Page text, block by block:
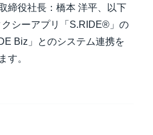
締役社長：橋本 洋平、以下
シーアプリ「S.RIDE®」の
Biz」とのシステム連携を
す。